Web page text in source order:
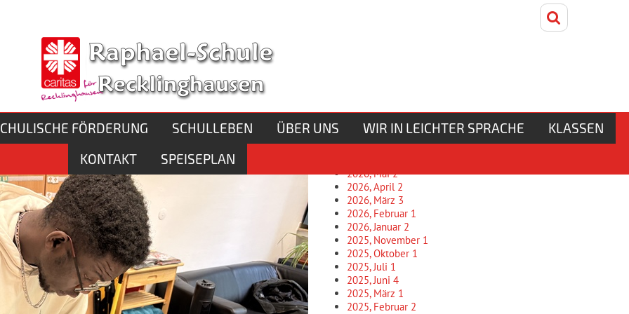
FÖRDERUNG SCHULLEBEN ÜBER UNS WIR IN LEICHTER SPRACHE
KLASSEN
KONTAKT
SPEISEPLAN
Freitag, 7. August 2026
Schule
Unser Archiv
2026, Mai2
2026, April 2
2026, März 3
2026, Februar 1
2026, Januar 2
2025, November 1
2025, Oktober 1
2025, Juli 1
2025, Juni 4
2025, März 1
2025, Februar 2